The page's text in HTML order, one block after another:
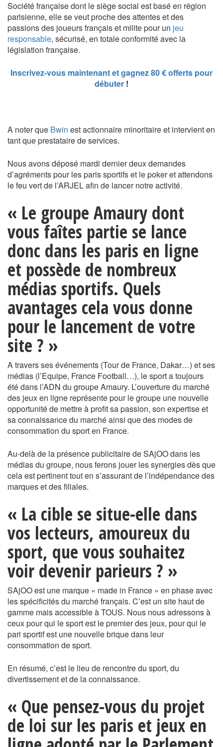
Société française dont le siège social est basé en région
parisienne, elle se veut proche des attentes et des
passions des joueurs français et milite pour un jeu
responsable, sécurisé, en totale conformité avec la
législation française.
Inscrivez-vous maintenant et gagnez 80 € offerts pour
débuter !
A noter que Bwin est actionnaire minoritaire et intervient en
tant que prestataire de services.
Nous avons déposé mardi dernier deux demandes
d’agréments pour les paris sportifs et le poker et attendons
le feu vert de l’ARJEL afin de lancer notre activité.
« Le groupe Amaury dont
vous faîtes partie se lance
donc dans les paris en ligne
et possède de nombreux
médias sportifs. Quels
avantages cela vous donne
pour le lancement de votre
site ? »
A travers ses événements (Tour de France, Dakar…) et ses
médias (l’Equipe, France Football…), le sport a toujours
été dans l’ADN du groupe Amaury. L’ouverture du marché
des jeux en ligne représente pour le groupe une nouvelle
opportunité de mettre à profit sa passion, son expertise et
sa connaissance du marché ainsi que des modes de
consommation du sport en France.
Au-delà de la présence publicitaire de SAjOO dans les
médias du groupe, nous ferons jouer les synergies dès que
cela est pertinent tout en s’assurant de l’indépendance des
marques et des filiales.
« La cible se situe-elle dans
vos lecteurs, amoureux du
sport, que vous souhaitez
voir devenir parieurs ? »
SAjOO est une marque « made in France » en phase avec
les spécificités du marché français. C’est un site haut de
gamme mais accessible à TOUS. Nous nous adressons à
ceux pour qui le sport est le premier des jeux, pour qui le
pari sportif est une nouvelle brique dans leur
consommation de sport.
En résumé, c’est le lieu de rencontre du sport, du
divertissement et de la connaissance.
« Que pensez-vous du projet
de loi sur les paris et jeux en